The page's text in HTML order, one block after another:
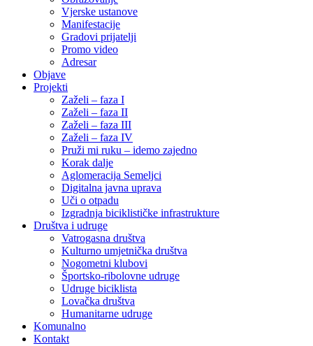
Vjerske ustanove
Manifestacije
Gradovi prijatelji
Promo video
Adresar
Objave
Projekti
Zaželi – faza I
Zaželi – faza II
Zaželi – faza III
Zaželi – faza IV
Pruži mi ruku – idemo zajedno
Korak dalje
Aglomeracija Semeljci
Digitalna javna uprava
Uči o otpadu
Izgradnja biciklističke infrastrukture
Društva i udruge
Vatrogasna društva
Kulturno umjetnička društva
Nogometni klubovi
Športsko-ribolovne udruge
Udruge biciklista
Lovačka društva
Humanitarne udruge
Komunalno
Kontakt